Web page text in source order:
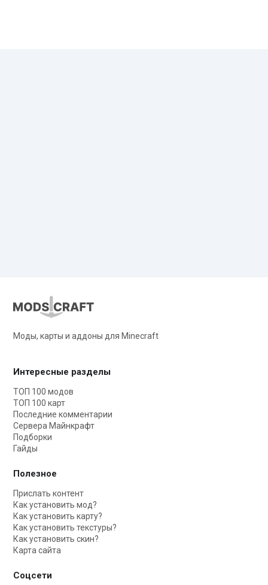
Моды, карты и аддоны для Minecraft
Интересные разделы
ТОП 100 модов
ТОП 100 карт
Последние комментарии
Сервера Майнкрафт
Подборки
Гайды
Полезное
Прислать контент
Как установить мод?
Как установить карту?
Как установить текстуры?
Как установить скин?
Карта сайта
Соцсети